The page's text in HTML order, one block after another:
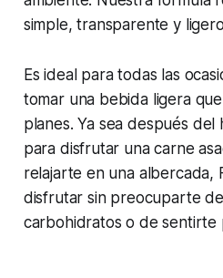
simple, transparente y
Es ideal para todas las
tomar una bebida ligera
planes. Ya sea después
para disfrutar una carne
relajarte en una albercada,
disfrutar sin preocuparte
carbohidratos o de sentirte